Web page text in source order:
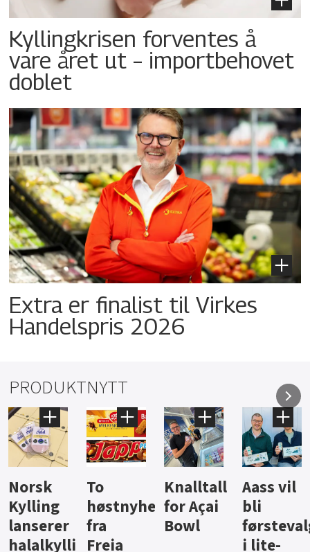
Kyllingkrisen forventes å
vare året ut – importbehovet
doblet
Extra er finalist til Virkes
Handelspris 2026
PRODUKTNYTT
Knalltall
for Açai
Bowl
Aass vil
bli
førstevalg
i lite-
Brus og
jus fra
Berentsen
Hard
iste fra
Hansa